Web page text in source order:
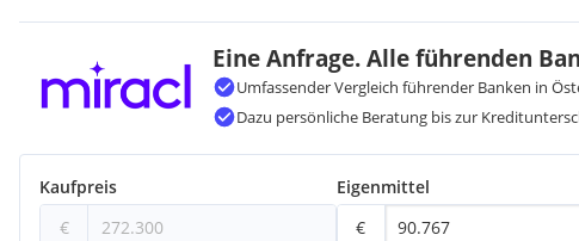
Eine Anfrage. Alle führenden
Umfassender Vergleich führender Banken in
Dazu persönliche Beratung bis zur
Kaufpreis
€
Eigenmittel
€